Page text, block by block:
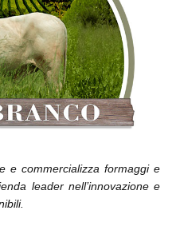
e commercializza formaggi e
leader nell’innovazione e